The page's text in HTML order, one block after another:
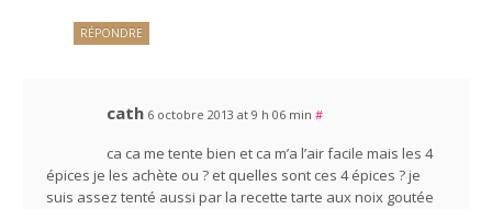
RÉPONDRE
cath 6 octobre 2013 at 9 h 06 min #
ca ca me tente bien et ca m’a l’air facile mais les 4
épices je les achète ou ? et quelles sont ces 4 épices ? je
suis assez tenté aussi par la recette tarte aux noix goutée